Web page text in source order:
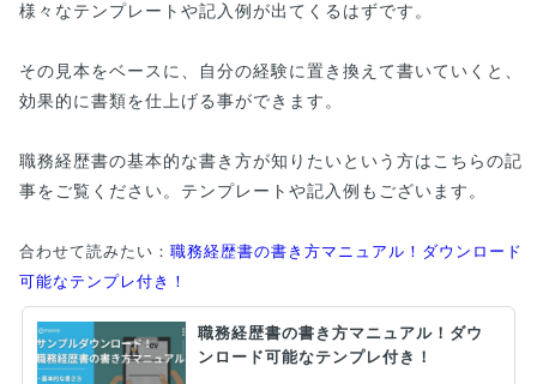
様々なテンプレートや記入例が出てくるはずです。
その見本をベースに、自分の経験に置き換えて書いていくと、
効果的に書類を仕上げる事ができます。
職務経歴書の基本的な書き方が知りたいという方はこちらの記
事をご覧ください。テンプレートや記入例もございます。
合わせて読みたい： 職務経歴書の書き方マニュアル！ダウンロード
可能なテンプレ付き！
職務経歴書の書き方マニュアル！ダウ
ンロード可能なテンプレ付き！